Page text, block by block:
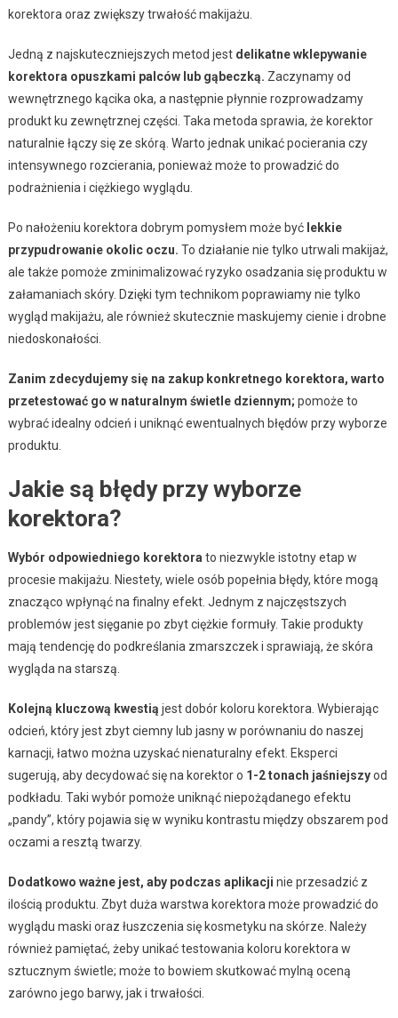
korektora oraz zwiększy trwałość makijażu.
Jedną z najskuteczniejszych metod jest delikatne wklepywanie
korektora opuszkami palców lub gąbeczką. Zaczynamy od
wewnętrznego kącika oka, a następnie płynnie rozprowadzamy
produkt ku zewnętrznej części. Taka metoda sprawia, że korektor
naturalnie łączy się ze skórą. Warto jednak unikać pocierania czy
intensywnego rozcierania, ponieważ może to prowadzić do
podrażnienia i ciężkiego wyglądu.
Po nałożeniu korektora dobrym pomysłem może być lekkie
przypudrowanie okolic oczu. To działanie nie tylko utrwali makijaż,
ale także pomoże zminimalizować ryzyko osadzania się produktu w
załamaniach skóry. Dzięki tym technikom poprawiamy nie tylko
wygląd makijażu, ale również skutecznie maskujemy cienie i drobne
niedoskonałości.
Zanim zdecydujemy się na zakup konkretnego korektora, warto
przetestować go w naturalnym świetle dziennym; pomoże to
wybrać idealny odcień i uniknąć ewentualnych błędów przy wyborze
produktu.
Jakie są błędy przy wyborze
korektora?
Wybór odpowiedniego korektora to niezwykle istotny etap w
procesie makijażu. Niestety, wiele osób popełnia błędy, które mogą
znacząco wpłynąć na finalny efekt. Jednym z najczęstszych
problemów jest sięganie po zbyt ciężkie formuły. Takie produkty
mają tendencję do podkreślania zmarszczek i sprawiają, że skóra
wygląda na starszą.
Kolejną kluczową kwestią jest dobór koloru korektora. Wybierając
odcień, który jest zbyt ciemny lub jasny w porównaniu do naszej
karnacji, łatwo można uzyskać nienaturalny efekt. Eksperci
sugerują, aby decydować się na korektor o 1-2 tonach jaśniejszyod
podkładu. Taki wybór pomoże uniknąć niepożądanego efektu
„pandy”, który pojawia się w wyniku kontrastu między obszarem pod
oczami a resztą twarzy.
Dodatkowo ważne jest, aby podczas aplikacji nie przesadzić z
ilością produktu. Zbyt duża warstwa korektora może prowadzić do
wyglądu maski oraz łuszczenia się kosmetyku na skórze. Należy
również pamiętać, żeby unikać testowania koloru korektora w
sztucznym świetle; może to bowiem skutkować mylną oceną
zarówno jego barwy, jak i trwałości.